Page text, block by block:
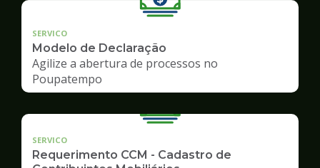
SERVICO
Modelo de Declaração
Agilize a abertura de processos no
Poupatempo
SERVICO
Requerimento CCM - Cadastro de